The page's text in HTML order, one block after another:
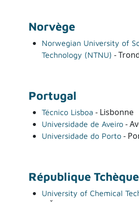
Norvège
Norwegian University of
Technology (NTNU) -
Portugal
Técnico Lisboa - Lisbonne
Universidade de Aveiro-
Universidade do Porto-
République Tchèque
University of Chemical